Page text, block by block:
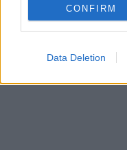
CONFIRM
Data Deletion